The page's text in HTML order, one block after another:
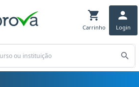
Carrinho Login